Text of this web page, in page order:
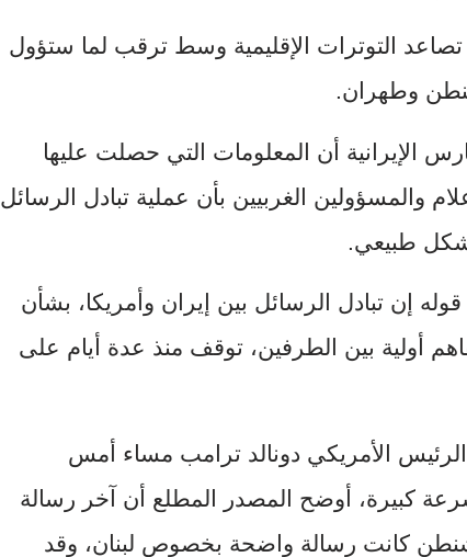
التوترات الإقليمية وسط ترقب لما ستؤول
وطهران.
الإيرانية أن المعلومات التي حصلت عليها
والمسؤولين الغربيين بأن عملية تبادل الرسائل
طبيعي.
إن تبادل الرسائل بين إيران وأمريكا، بشأن
أولية بين الطرفين، توقف منذ عدة أيام على
الرئيس الأمريكي دونالد ترامب مساء أمس
كبيرة، أوضح المصدر المطلع أن آخر رسالة
كانت رسالة واضحة بخصوص لبنان، وقد